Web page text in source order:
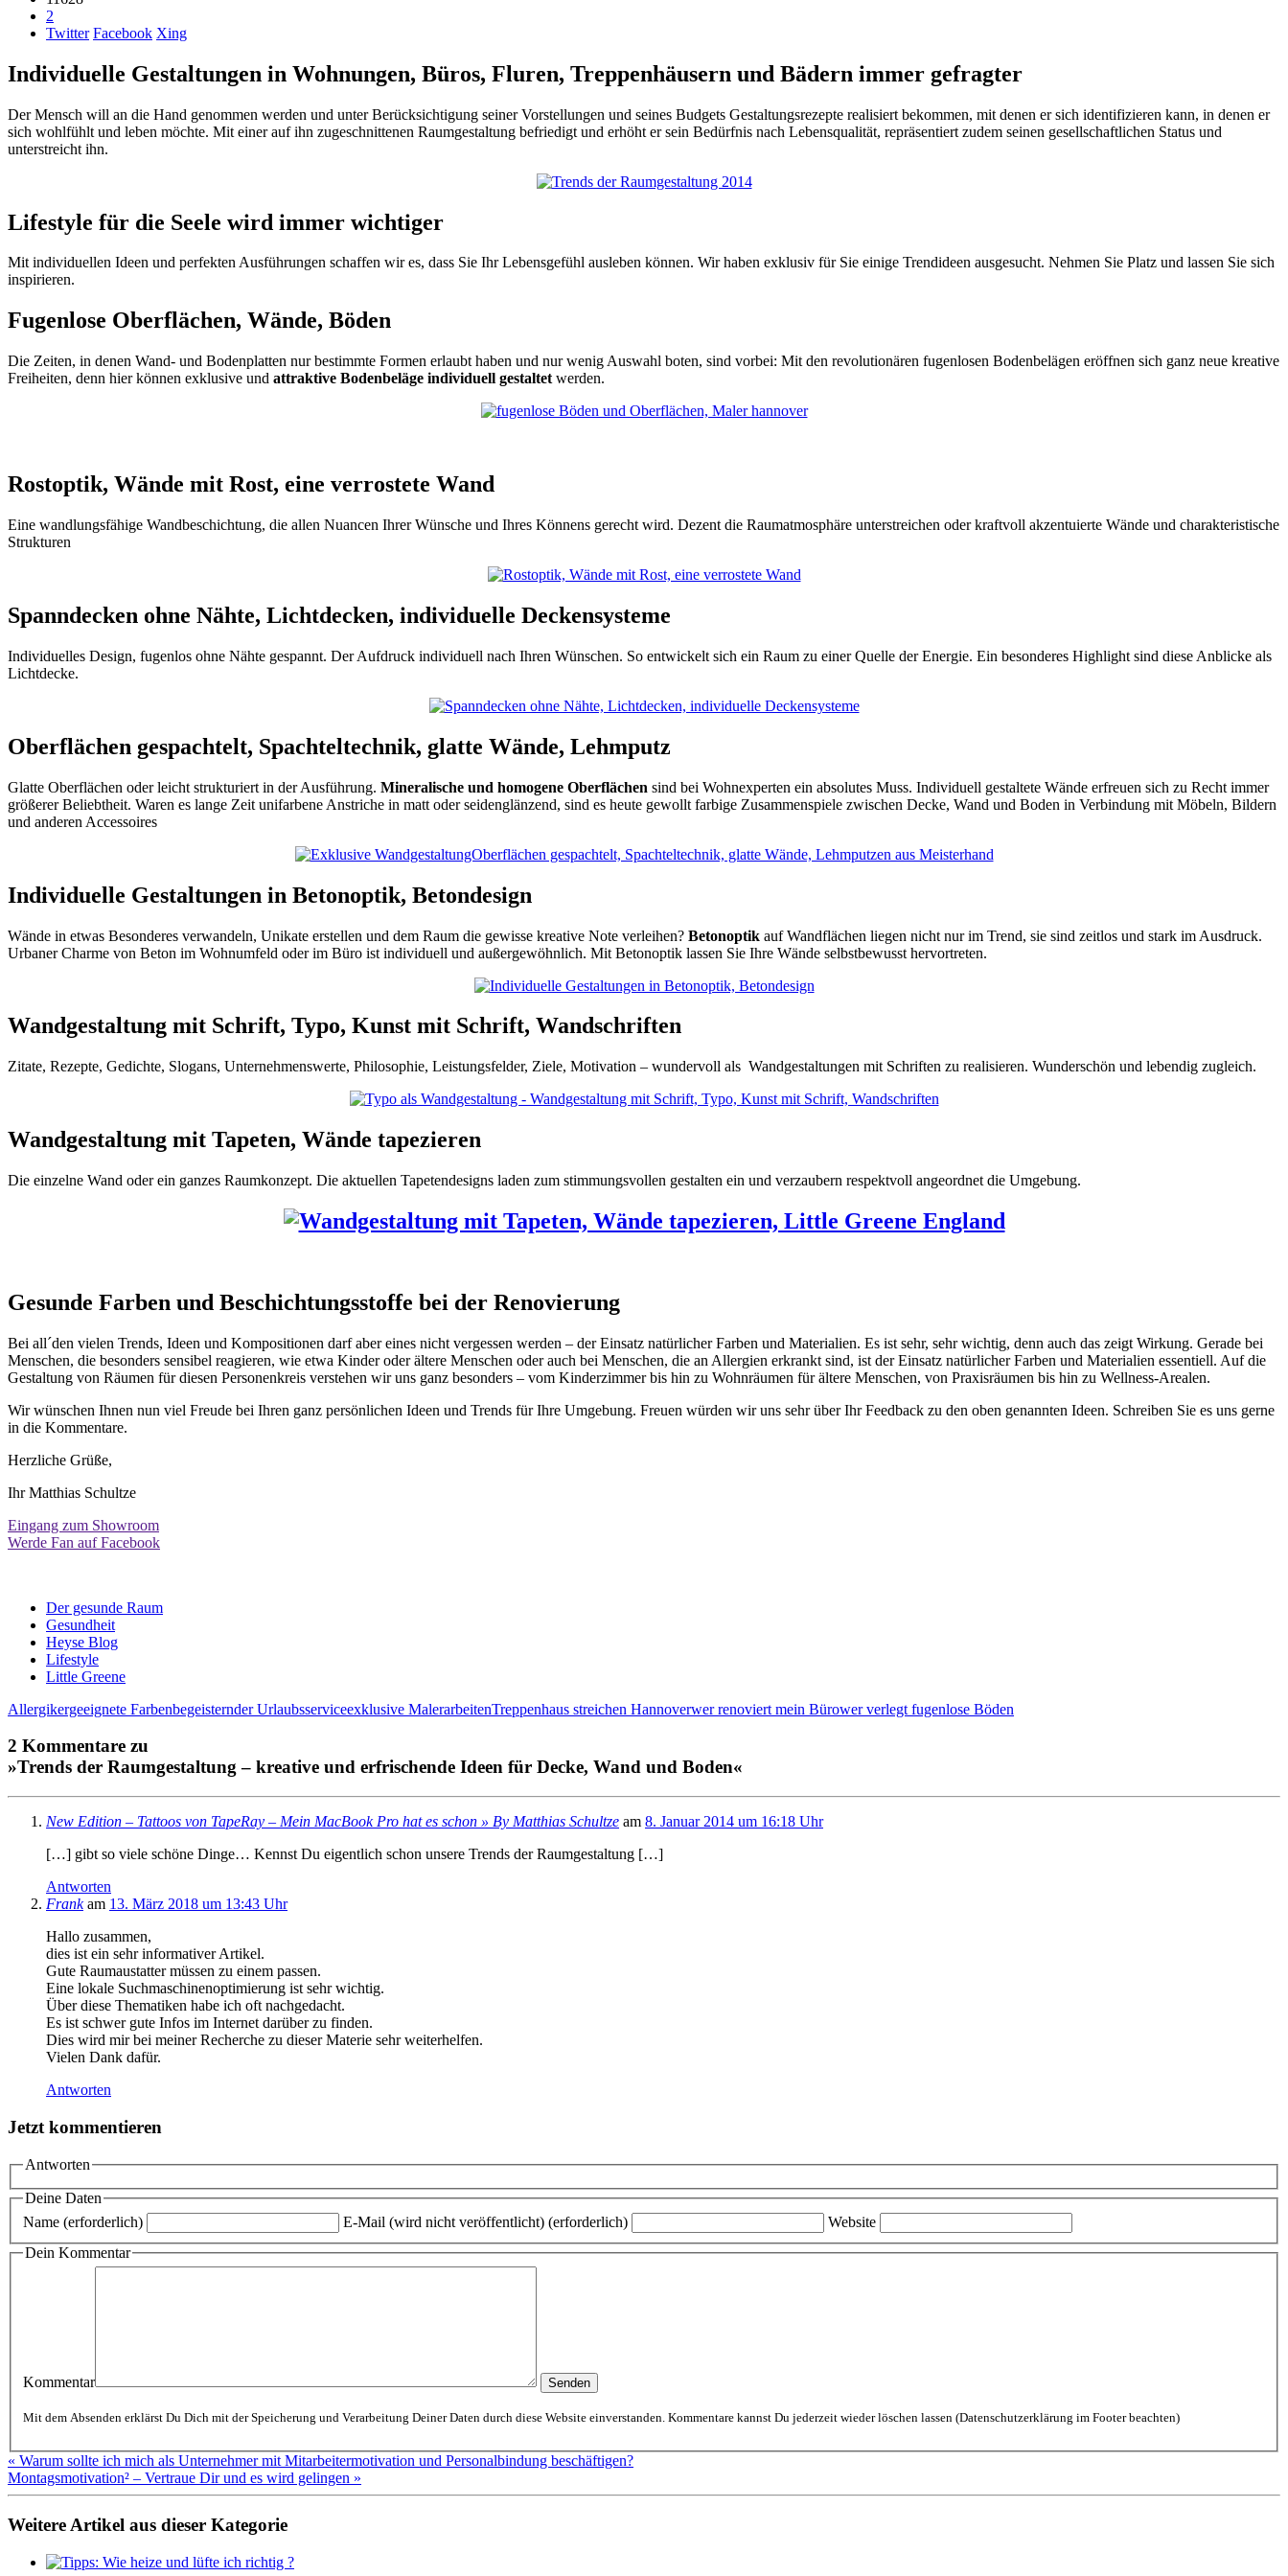
2
Twitter Facebook Xing
Individuelle Gestaltungen in Wohnungen, Büros, Fluren, Treppenhäusern und Bädern immer gefragter
Der Mensch will an die Hand genommen werden und unter Berücksichtigung seiner Vorstellungen und seines Budgets Gestaltungsrezepte realisiert bekommen, mit denen er sich identifizieren kann, in denen er
sich wohlfühlt und leben möchte. Mit einer auf ihn zugeschnittenen Raumgestaltung befriedigt und erhöht er sein Bedürfnis nach Lebensqualität, repräsentiert zudem seinen gesellschaftlichen Status und
unterstreicht ihn.
Lifestyle für die Seele wird immer wichtiger
Mit individuellen Ideen und perfekten Ausführungen schaffen wir es, dass Sie Ihr Lebensgefühl ausleben können. Wir haben exklusiv für Sie einige Trendideen ausgesucht. Nehmen Sie Platz und lassen Sie sich
inspirieren.
Fugenlose Oberflächen, Wände, Böden
Die Zeiten, in denen Wand- und Bodenplatten nur bestimmte Formen erlaubt haben und nur wenig Auswahl boten, sind vorbei: Mit den revolutionären fugenlosen Bodenbelägen eröffnen sich ganz neue kreative
Freiheiten, denn hier können exklusive und attraktive Bodenbeläge individuell gestaltet werden.
Rostoptik, Wände mit Rost, eine verrostete Wand
Eine wandlungsfähige Wandbeschichtung, die allen Nuancen Ihrer Wünsche und Ihres Könnens gerecht wird. Dezent die Raumatmosphäre unterstreichen oder kraftvoll akzentuierte Wände und charakteristische
Strukturen
Spanndecken ohne Nähte, Lichtdecken, individuelle Deckensysteme
Individuelles Design, fugenlos ohne Nähte gespannt. Der Aufdruck individuell nach Ihren Wünschen. So entwickelt sich ein Raum zu einer Quelle der Energie. Ein besonderes Highlight sind diese Anblicke als
Lichtdecke.
Oberflächen gespachtelt, Spachteltechnik, glatte Wände, Lehmputz
Glatte Oberflächen oder leicht strukturiert in der Ausführung. Mineralische und homogene Oberflächen sind bei Wohnexperten ein absolutes Muss. Individuell gestaltete Wände erfreuen sich zu Recht immer
größerer Beliebtheit. Waren es lange Zeit unifarbene Anstriche in matt oder seidenglänzend, sind es heute gewollt farbige Zusammenspiele zwischen Decke, Wand und Boden in Verbindung mit Möbeln, Bildern
und anderen Accessoires
Individuelle Gestaltungen in Betonoptik, Betondesign
Wände in etwas Besonderes verwandeln, Unikate erstellen und dem Raum die gewisse kreative Note verleihen? Betonoptik auf Wandflächen liegen nicht nur im Trend, sie sind zeitlos und stark im Ausdruck.
Urbaner Charme von Beton im Wohnumfeld oder im Büro ist individuell und außergewöhnlich. Mit Betonoptik lassen Sie Ihre Wände selbstbewusst hervortreten.
Wandgestaltung mit Schrift, Typo, Kunst mit Schrift, Wandschriften
Zitate, Rezepte, Gedichte, Slogans, Unternehmenswerte, Philosophie, Leistungsfelder, Ziele, Motivation – wundervoll als Wandgestaltungen mit Schriften zu realisieren. Wunderschön und lebendig zugleich.
Wandgestaltung mit Tapeten, Wände tapezieren
Die einzelne Wand oder ein ganzes Raumkonzept. Die aktuellen Tapetendesigns laden zum stimmungsvollen gestalten ein und verzaubern respektvoll angeordnet die Umgebung.
Gesunde Farben und Beschichtungsstoffe bei der Renovierung
Bei all´den vielen Trends, Ideen und Kompositionen darf aber eines nicht vergessen werden – der Einsatz natürlicher Farben und Materialien. Es ist sehr, sehr wichtig, denn auch das zeigt Wirkung. Gerade bei
Menschen, die besonders sensibel reagieren, wie etwa Kinder oder ältere Menschen oder auch bei Menschen, die an Allergien erkrankt sind, ist der Einsatz natürlicher Farben und Materialien essentiell. Auf die
Gestaltung von Räumen für diesen Personenkreis verstehen wir uns ganz besonders – vom Kinderzimmer bis hin zu Wohnräumen für ältere Menschen, von Praxisräumen bis hin zu Wellness-Arealen.
Wir wünschen Ihnen nun viel Freude bei Ihren ganz persönlichen Ideen und Trends für Ihre Umgebung. Freuen würden wir uns sehr über Ihr Feedback zu den oben genannten Ideen. Schreiben Sie es uns gerne
in die Kommentare.
Herzliche Grüße,
Ihr Matthias Schultze
Eingang zum Showroom
Werde Fan auf Facebook
Der gesunde Raum
Gesundheit
Heyse Blog
Lifestyle
Little Greene
Allergikergeeignete Farbenbegeisternder Urlaubsserviceexklusive MalerarbeitenTreppenhaus streichen Hannoverwer renoviert mein Bürower verlegt fugenlose Böden
2 Kommentare zu
»Trends der Raumgestaltung – kreative und erfrischende Ideen für Decke, Wand und Boden«
New Edition – Tattoos von TapeRay – Mein MacBook Pro hat es schon » By Matthias Schultze am 8. Januar 2014 um 16:18 Uhr
[…] gibt so viele schöne Dinge… Kennst Du eigentlich schon unsere Trends der Raumgestaltung […]
Antworten
Frank am 13. März 2018 um 13:43 Uhr
Hallo zusammen,
dies ist ein sehr informativer Artikel.
Gute Raumaustatter müssen zu einem passen.
Eine lokale Suchmaschinenoptimierung ist sehr wichtig.
Über diese Thematiken habe ich oft nachgedacht.
Es ist schwer gute Infos im Internet darüber zu finden.
Dies wird mir bei meiner Recherche zu dieser Materie sehr weiterhelfen.
Vielen Dank dafür.
Antworten
Jetzt kommentieren
Antworten
Deine Daten
Name (erforderlich)
E-Mail (wird nicht veröffentlicht) (erforderlich)
Website
Dein Kommentar
Kommentar
Mit dem Absenden erklärst Du Dich mit der Speicherung und Verarbeitung Deiner Daten durch diese Website einverstanden. Kommentare kannst Du jederzeit wieder löschen lassen (Datenschutzerklärung im Footer beachten)
« Warum sollte ich mich als Unternehmer mit Mitarbeitermotivation und Personalbindung beschäftigen?
Montagsmotivation² – Vertraue Dir und es wird gelingen »
Weitere Artikel aus dieser Kategorie